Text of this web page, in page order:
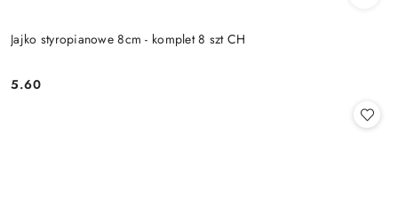
Jajko styropianowe 8cm - komplet 8 szt CH
Cena:
5.60